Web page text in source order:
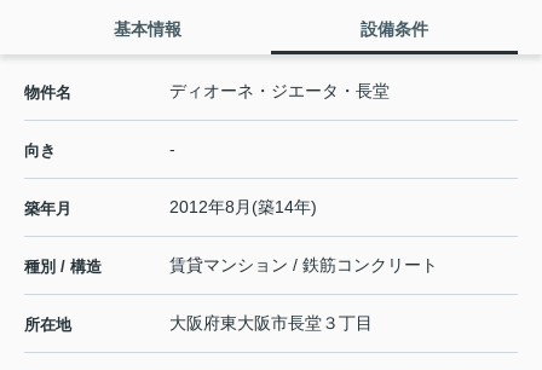
基本情報 設備条件
物件名 ディオーネ・ジエータ・長堂
向き -
築年月 2012年8月(築14年)
種別 / 構造 賃貸マンション / 鉄筋コンクリート
所在地 大阪府東大阪市長堂３丁目